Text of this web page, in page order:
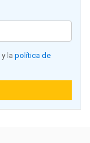
y la política de